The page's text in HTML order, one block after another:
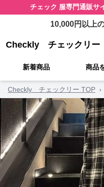
チェック 服専門通販サ
10,000円以上
Checkly チェックリー
新着商品 商品
Checkly チェックリー TOP ›